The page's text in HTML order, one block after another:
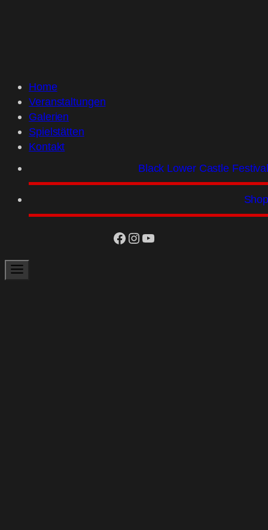
Home
Veranstaltungen
Galerien
Spielstätten
Kontakt
Black Lower Castle
facebook
Instagram
YouTube